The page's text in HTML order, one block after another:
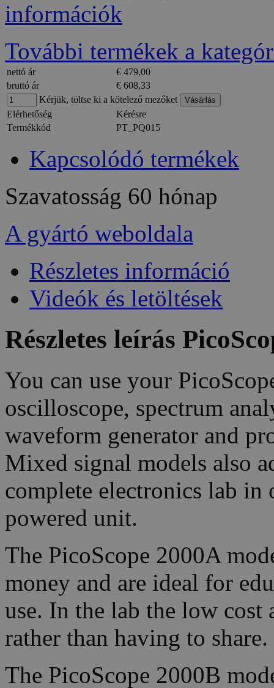
információk
További termékek a
nettó ár
€ 479,00
bruttó ár
€ 608,33
Kérjük, töltse ki a kötelező mezőket
Elérhetőség
Kérésre
Termékkód
PT_PQ015
Kapcsolódó termékek
Szavatosság 60 hónap
A gyártó weboldala
Részletes információ
Videók és letöltések
Részletes leírás
You can use your
oscilloscope, spectrum
waveform generator and
Mixed signal models also
complete electronics lab
powered unit.
The PicoScope 2000A
money and are ideal for
use. In the lab the low cost
rather than having to share.
The PicoScope 2000B